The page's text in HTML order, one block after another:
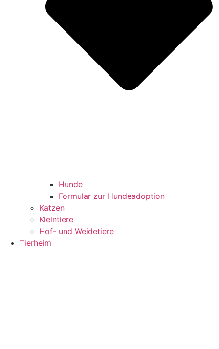
Hunde
Formular zur Hundeadoption
Katzen
Kleintiere
Hof- und Weidetiere
Tierheim